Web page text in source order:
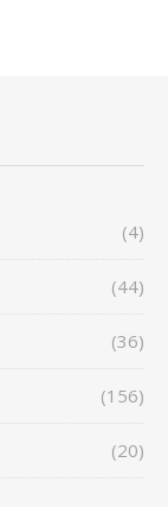
(4)
(44)
(36)
(156)
(20)